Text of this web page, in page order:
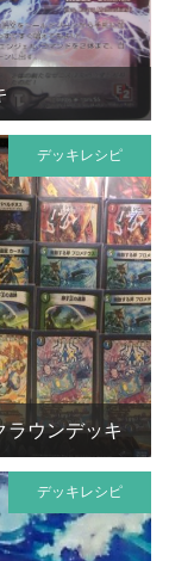
デッキレシピ
ラウンデッキ
デッキレシピ